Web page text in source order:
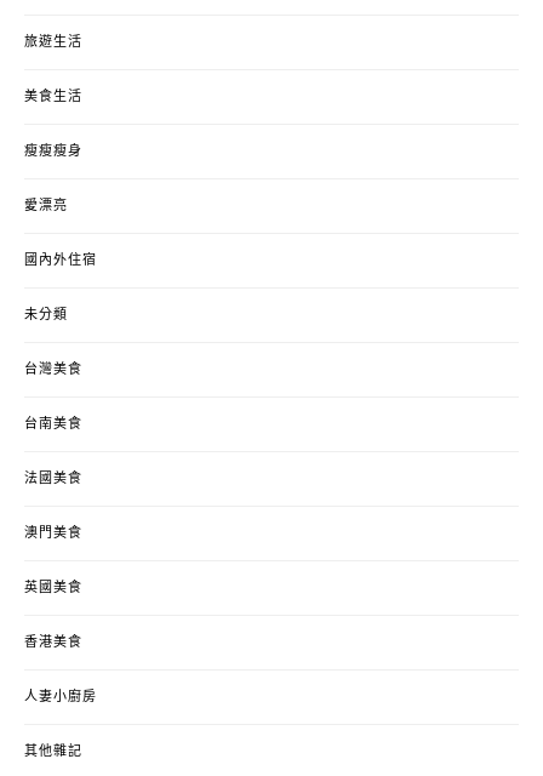
旅遊生活
美食生活
瘦瘦瘦身
愛漂亮
國內外住宿
未分類
台灣美食
台南美食
法國美食
澳門美食
英國美食
香港美食
人妻小廚房
其他雜記